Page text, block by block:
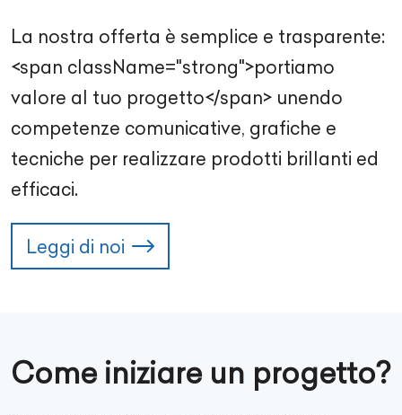
La nostra offerta è semplice e trasparente:
<span className="strong">portiamo
valore al tuo progetto</span> unendo
competenze comunicative, grafiche e
tecniche per realizzare prodotti brillanti ed
efficaci.
Leggi di noi
Come iniziare un progetto?